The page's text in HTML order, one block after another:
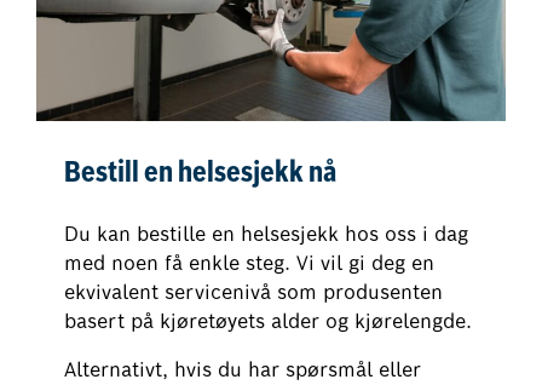
Bestill en helsesjekk nå
Du kan bestille en helsesjekk hos oss i dag
med noen få enkle steg. Vi vil gi deg en
ekvivalent servicenivå som produsenten
basert på kjøretøyets alder og kjørelengde.
Alternativt, hvis du har spørsmål eller